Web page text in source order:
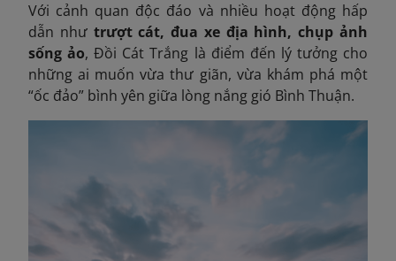
Với cảnh quan độc đáo và nhiều hoạt động hấp
dẫn như trượt cát, đua xe địa hình, chụp ảnh
sống ảo, Đồi Cát Trắng là điểm đến lý tưởng cho
những ai muốn vừa thư giãn, vừa khám phá một
“ốc đảo” bình yên giữa lòng nắng gió Bình Thuận.